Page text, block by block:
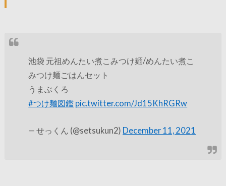
池袋 元祖めんたい煮こみつけ麺/めんたい煮こ
みつけ麺ごはんセット
うまぶくろ
#つけ麺図鑑 pic.twitter.com/Jd15KhRGRw
— せっくん (@setsukun2) December 11, 2021